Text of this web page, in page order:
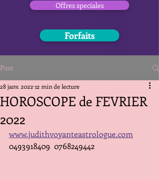
Offres speciales
Forfaits
Post
HOROSCOPE de FEVRIER
2022
28 janv. 2022 12 min de lecture
www.judithvoyanteastrologue.com
0493918409  0768249442